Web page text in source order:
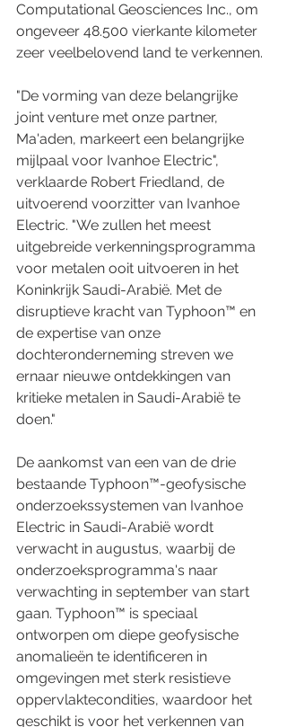
Computational Geosciences Inc., om
ongeveer 48.500 vierkante kilometer
zeer veelbelovend land te verkennen.
"De vorming van deze belangrijke
joint venture met onze partner,
Ma'aden, markeert een belangrijke
mijlpaal voor Ivanhoe Electric",
verklaarde Robert Friedland, de
uitvoerend voorzitter van Ivanhoe
Electric. "We zullen het meest
uitgebreide verkenningsprogramma
voor metalen ooit uitvoeren in het
Koninkrijk Saudi-Arabië. Met de
disruptieve kracht van Typhoon™ en
de expertise van onze
dochteronderneming streven we
ernaar nieuwe ontdekkingen van
kritieke metalen in Saudi-Arabië te
doen."
De aankomst van een van de drie
bestaande Typhoon™-geofysische
onderzoekssystemen van Ivanhoe
Electric in Saudi-Arabië wordt
verwacht in augustus, waarbij de
onderzoeksprogramma's naar
verwachting in september van start
gaan. Typhoon™ is speciaal
ontworpen om diepe geofysische
anomalieën te identificeren in
omgevingen met sterk resistieve
oppervlaktecondities, waardoor het
geschikt is voor het verkennen van